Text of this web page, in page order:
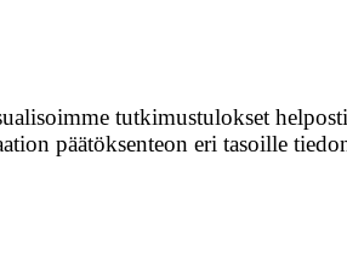
tutkimustulokset
päätöksenteon eri tasoille